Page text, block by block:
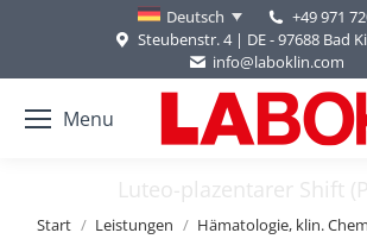
Deutsch
+49 971
Steubenstr. 4 | DE - 97688 Bad
info@laboklin.com
Menu
Luteo-plazentarer Shift
Sie befinden sich hier:
Start Leistungen
Hämatologie, klin.